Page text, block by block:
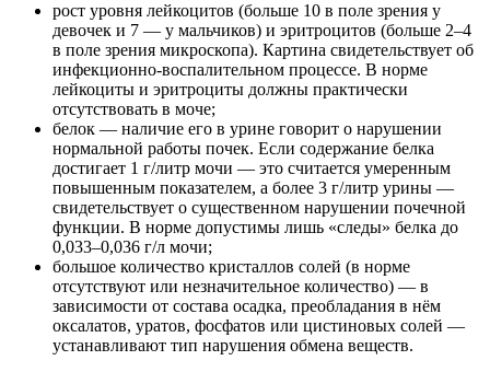
рост уровня лейкоцитов (больше 10 в поле зрения у
девочек и 7 — у мальчиков) и эритроцитов (больше 2–4
в поле зрения микроскопа). Картина свидетельствует об
инфекционно-воспалительном процессе. В норме
лейкоциты и эритроциты должны практически
отсутствовать в моче;
белок — наличие его в урине говорит о нарушении
нормальной работы почек. Если содержание белка
достигает 1 г/литр мочи — это считается умеренным
повышенным показателем, а более 3 г/литр урины —
свидетельствует о существенном нарушении почечной
функции. В норме допустимы лишь «следы» белка до
0,033–0,036 г/л мочи;
большое количество кристаллов солей (в норме
отсутствуют или незначительное количество) — в
зависимости от состава осадка, преобладания в нём
оксалатов, уратов, фосфатов или цистиновых солей —
устанавливают тип нарушения обмена веществ.